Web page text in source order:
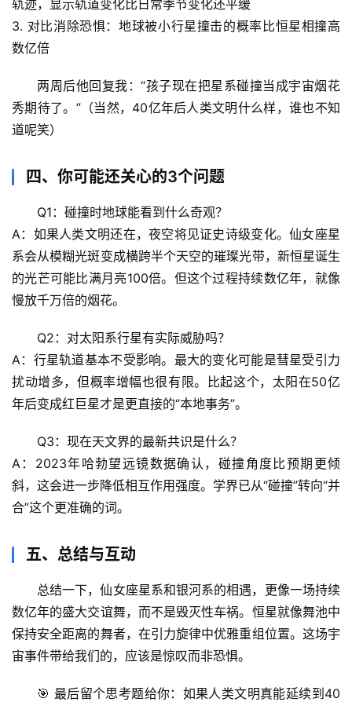
宇
宙
生
科
学
科
技
前
沿
驿
站
求
真
轨迹，显示轨道变化比日常季节变化还平缓
3. 对比消除恐惧：地球被小行星撞击的概率比恒星相撞高
数亿倍
两周后他回复我：“孩子现在把星系碰撞当成宇宙烟花
秀期待了。”（当然，40亿年后人类文明什么样，谁也不知
道呢笑）
四、你可能还关心的3个问题
Q1：碰撞时地球能看到什么奇观？
A：如果人类文明还在，夜空将见证史诗级变化。仙女座星
系会从模糊光斑变成横跨半个天空的璀璨光带，新恒星诞生
的光芒可能比满月亮100倍。但这个过程持续数亿年，就像
慢放千万倍的烟花。
Q2：对太阳系行星有实际威胁吗？
A：行星轨道基本不受影响。最大的变化可能是彗星受引力
扰动增多，但概率增幅也很有限。比起这个，太阳在50亿
年后变成红巨星才是更直接的“本地事务”。
Q3：现在天文界的最新共识是什么？
A：2023年哈勃望远镜数据确认， 碰撞角度比预期更倾
斜，这会进一步降低相互作用强度。学界已从“碰撞”转向“并
合”这个更准确的词。
五、总结与互动
总结一下，仙女座星系和银河系的相遇，更像一场持续
数亿年的盛大交谊舞，而不是毁灭性车祸。 恒星就像舞池中
保持安全距离的舞者，在引力旋律中优雅重组位置。这场宇
宙事件带给我们的，应该是惊叹而非恐惧。
🎯 最后留个思考题给你：如果人类文明真能延续到40